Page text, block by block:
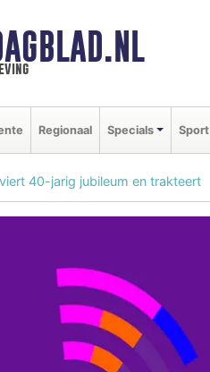
Regionaal Specials Sport
40-jarig jubileum en trakteert